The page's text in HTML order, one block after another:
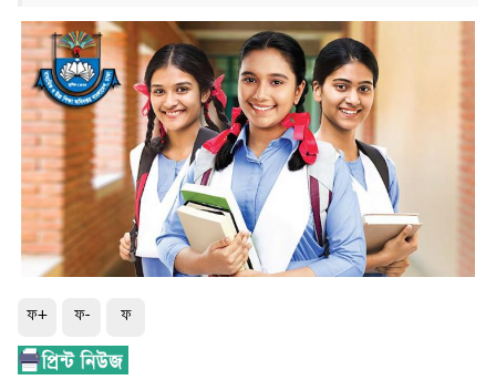
ফ+ ফ- ফ